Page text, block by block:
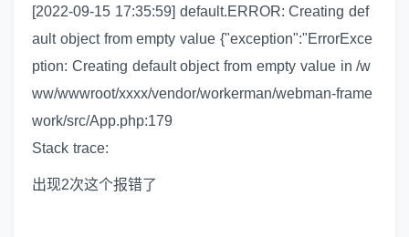
[2022-09-15 17:35:59] default.ERROR: Creating def
ault object from empty value {"exception":"ErrorExce
ption: Creating default object from empty value in /w
ww/wwwroot/xxxx/vendor/workerman/webman-frame
work/src/App.php:179
Stack trace:
出现2次这个报错了